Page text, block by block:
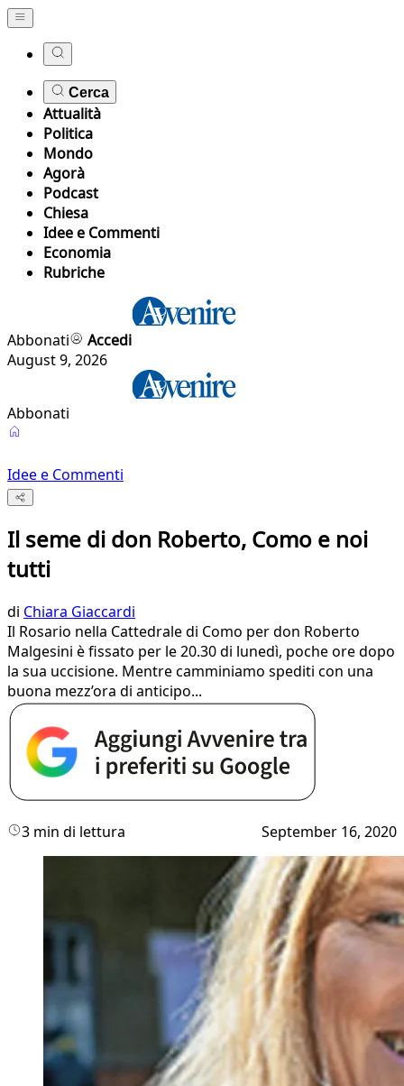
Cerca
Attualità
Politica
Mondo
Agorà
Podcast
Chiesa
Idee e Commenti
Economia
Rubriche
Abbonati
Accedi
August 9, 2026
Abbonati
Idee e Commenti
Il seme di don Roberto, Como e noi
tutti
di Chiara Giaccardi
Il Rosario nella Cattedrale di Como per don Roberto
Malgesini è fissato per le 20.30 di lunedì, poche ore dopo
la sua uccisione. Mentre camminiamo spediti con una
buona mezz’ora di anticipo...
3 min di lettura September 16, 2020